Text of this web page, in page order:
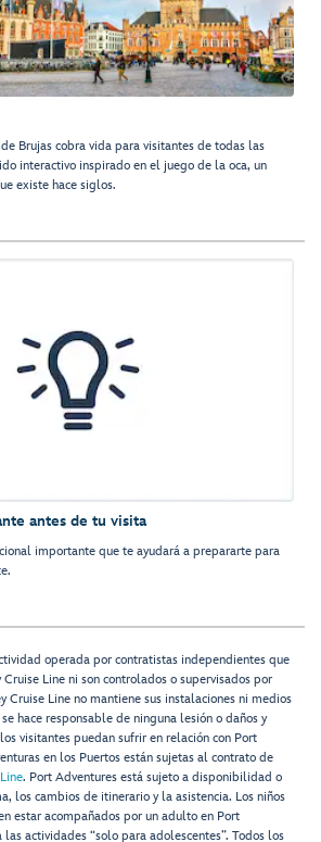
Brujas cobra vida para visitantes de todas las
interactivo inspirado en el juego de la oca, un
existe hace siglos.
antes de tu visita
importante que te ayudará a prepararte para
operada por contratistas independientes que
Line ni son controlados o supervisados por
Cruise Line no mantiene sus instalaciones ni medios
hace responsable de ninguna lesión o daños y
visitantes puedan sufrir en relación con Port
en los Puertos están sujetas al contrato de
. Port Adventures está sujeto a disponibilidad o
los cambios de itinerario y la asistencia. Los niños
estar acompañados por un adulto en Port
actividades “solo para adolescentes”. Todos los